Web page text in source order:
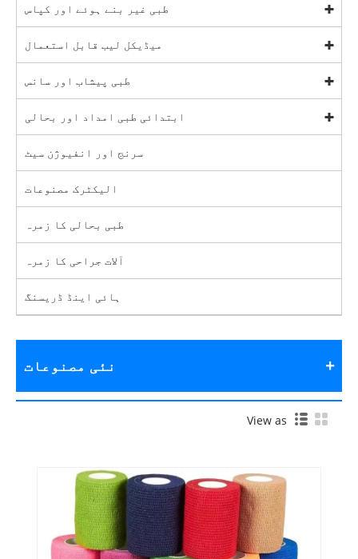
طبی غیر بنے ہوئے اور کپاس
میڈیکل لیب قابل استعمال
طبی پیشاب اور سانس
ابتدائی طبی امداد اور بحالی
سرنج اور انفیوژن سیٹ
الیکٹرک مصنوعات
طبی بحالی کا زمرہ
آلات جراحی کا زمرہ
ہائی اینڈ ڈریسنگ
نئی مصنوعات
View as